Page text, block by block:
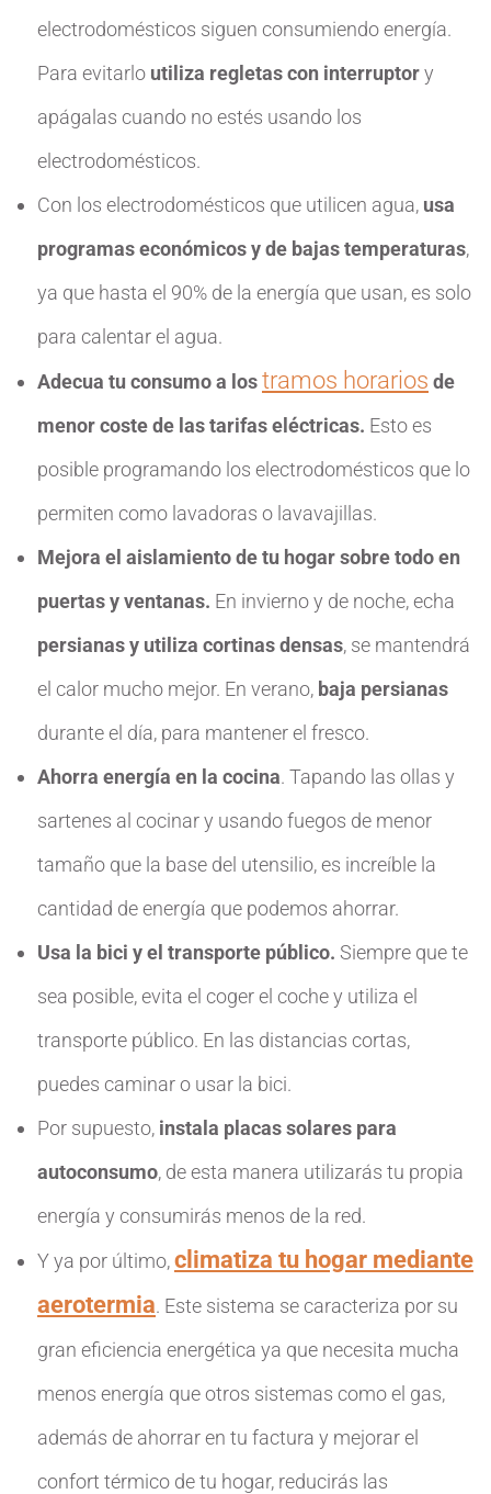
electrodomésticos siguen consumiendo energía.
Para evitarlo utiliza regletas con interruptory
apágalas cuando no estés usando los
electrodomésticos.
Con los electrodomésticos que utilicen agua, usa
programas económicos y de bajas temperaturas,
ya que hasta el 90% de la energía que usan, es solo
para calentar el agua.
Adecua tu consumo a lostramos horarios de
menor coste de las tarifas eléctricas. Esto es
posible programando los electrodomésticos que lo
permiten como lavadoras o lavavajillas.
Mejora el aislamiento de tu hogar sobre todo en
puertas y ventanas. En invierno y de noche, echa
persianas y utiliza cortinas densas, se mantendrá
el calor mucho mejor. En verano, baja persianas
durante el día, para mantener el fresco.
Ahorra energía en la cocina. Tapando las ollas y
sartenes al cocinar y usando fuegos de menor
tamaño que la base del utensilio, es increíble la
cantidad de energía que podemos ahorrar.
Usa la bici y el transporte público. Siempre que te
sea posible, evita el coger el coche y utiliza el
transporte público. En las distancias cortas,
puedes caminar o usar la bici.
Por supuesto, instala placas solares para
autoconsumo, de esta manera utilizarás tu propia
energía y consumirás menos de la red.
Y ya por último,climatiza tu hogar mediante
aerotermia. Este sistema se caracteriza por su
gran eficiencia energética ya que necesita mucha
menos energía que otros sistemas como el gas,
además de ahorrar en tu factura y mejorar el
confort térmico de tu hogar, reducirás las